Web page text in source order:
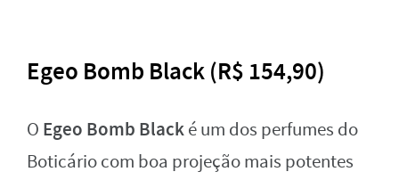
Egeo Bomb Black (R$ 154,90)
O Egeo Bomb Blacké um dos perfumes do
Boticário com boa projeção mais potentes